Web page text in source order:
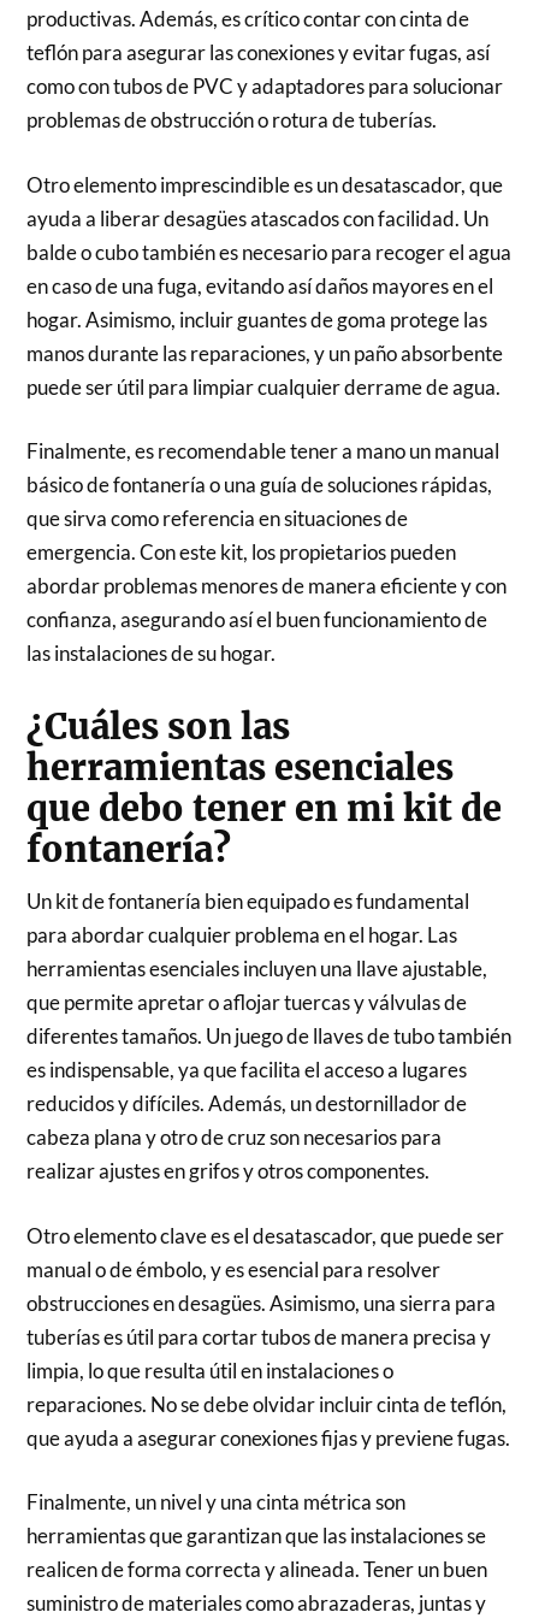
productivas. Además, es crítico contar con cinta de
teflón para asegurar las conexiones y evitar fugas, así
como con tubos de PVC y adaptadores para solucionar
problemas de obstrucción o rotura de tuberías.
Otro elemento imprescindible es un desatascador, que
ayuda a liberar desagües atascados con facilidad. Un
balde o cubo también es necesario para recoger el agua
en caso de una fuga, evitando así daños mayores en el
hogar. Asimismo, incluir guantes de goma protege las
manos durante las reparaciones, y un paño absorbente
puede ser útil para limpiar cualquier derrame de agua.
Finalmente, es recomendable tener a mano un manual
básico de fontanería o una guía de soluciones rápidas,
que sirva como referencia en situaciones de
emergencia. Con este kit, los propietarios pueden
abordar problemas menores de manera eficiente y con
confianza, asegurando así el buen funcionamiento de
las instalaciones de su hogar.
¿Cuáles son las
herramientas esenciales
que debo tener en mi kit de
fontanería?
Un kit de fontanería bien equipado es fundamental
para abordar cualquier problema en el hogar. Las
herramientas esenciales incluyen una llave ajustable,
que permite apretar o aflojar tuercas y válvulas de
diferentes tamaños. Un juego de llaves de tubo también
es indispensable, ya que facilita el acceso a lugares
reducidos y difíciles. Además, un destornillador de
cabeza plana y otro de cruz son necesarios para
realizar ajustes en grifos y otros componentes.
Otro elemento clave es el desatascador, que puede ser
manual o de émbolo, y es esencial para resolver
obstrucciones en desagües. Asimismo, una sierra para
tuberías es útil para cortar tubos de manera precisa y
limpia, lo que resulta útil en instalaciones o
reparaciones. No se debe olvidar incluir cinta de teflón,
que ayuda a asegurar conexiones fijas y previene fugas.
Finalmente, un nivel y una cinta métrica son
herramientas que garantizan que las instalaciones se
realicen de forma correcta y alineada. Tener un buen
suministro de materiales como abrazaderas, juntas y